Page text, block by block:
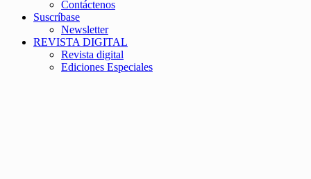
Contáctenos
Suscríbase
Newsletter
REVISTA DIGITAL
Revista digital
Ediciones Especiales